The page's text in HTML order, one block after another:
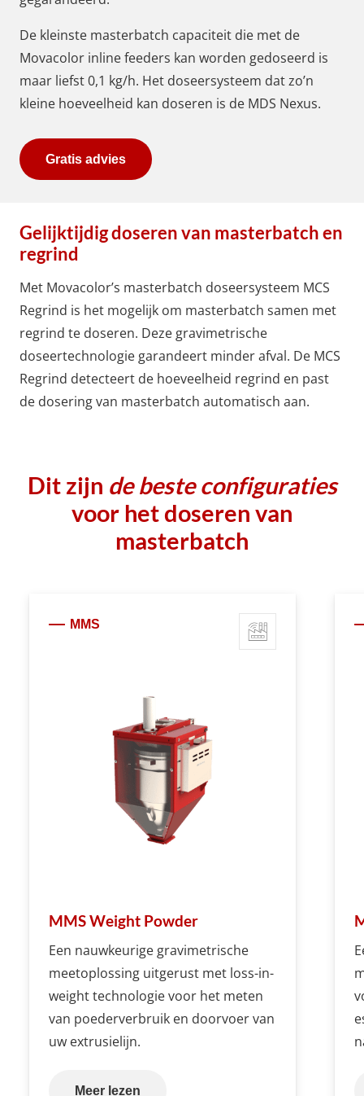
De kleinste masterbatch capaciteit die met de
Movacolor inline feeders kan worden gedoseerd is
maar liefst 0,1 kg/h. Het doseersysteem dat zo’n
kleine hoeveelheid kan doseren is de MDS Nexus.
Gratis advies
Gelijktijdig doseren van masterbatch en
regrind
Met Movacolor’s masterbatch doseersysteem MCS
Regrind is het mogelijk om masterbatch samen met
regrind te doseren. Deze gravimetrische
doseertechnologie garandeert minder afval. De MCS
Regrind detecteert de hoeveelheid regrind en past
de dosering van masterbatch automatisch aan.
Dit zijn de beste configuraties
voor het doseren van
masterbatch
MMS
MMS Weight Powder
Een nauwkeurige gravimetrische
meetoplossing uitgerust met loss-in-
weight technologie voor het meten
van poederverbruik en doorvoer van
uw extrusielijn.
Meer lezen